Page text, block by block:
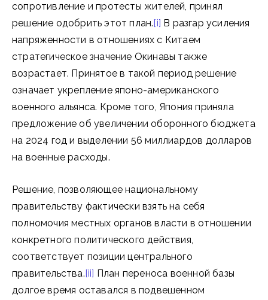
сопротивление и протесты жителей, принял
решение одобрить этот план.[i] В разгар усиления
напряженности в отношениях с Китаем
стратегическое значение Окинавы также
возрастает. Принятое в такой период решение
означает укрепление японо-американского
военного альянса. Кроме того, Япония приняла
предложение об увеличении оборонного бюджета
на 2024 год и выделении 56 миллиардов долларов
на военные расходы.
Решение, позволяющее национальному
правительству фактически взять на себя
полномочия местных органов власти в отношении
конкретного политического действия,
соответствует позиции центрального
правительства.[ii] План переноса военной базы
долгое время оставался в подвешенном